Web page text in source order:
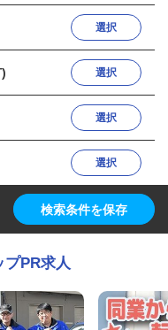
選択
選択
選択
選択
検索条件を保存
PR求人